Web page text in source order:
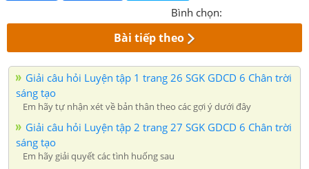
Bình chọn:
Bài tiếp theo
Giải câu hỏi Luyện tập 1 trang 26 SGK GDCD 6 Chân trời
sáng tạo
Em hãy tự nhận xét về bản thân theo các gợi ý dưới đây
Giải câu hỏi Luyện tập 2 trang 27 SGK GDCD 6 Chân trời
sáng tạo
Em hãy giải quyết các tình huống sau